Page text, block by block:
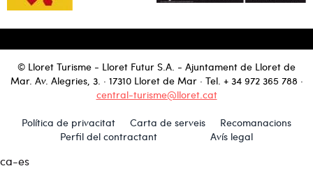
© Lloret Turisme - Lloret Futur S.A. - Ajuntament de Lloret de
Mar. Av. Alegries, 3. · 17310 Lloret de Mar · Tel. + 34 972 365 788 ·
central-turisme@lloret.cat
Política de privacitat Carta de serveis
Recomanacions
Perfil del contractant
Avís legal
ca-es